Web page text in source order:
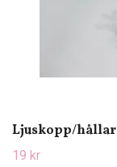
Ljuskopp/
19 kr